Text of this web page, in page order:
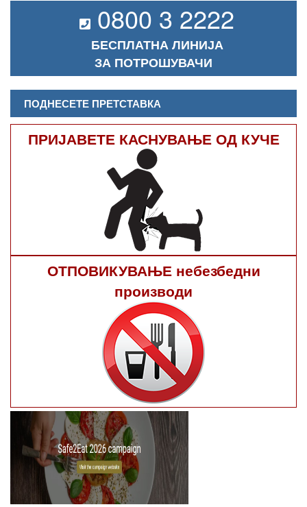
0800 3 2222
БЕСПЛАТНА ЛИНИЈА
ЗА ПОТРОШУВАЧИ
ПОДНЕСЕТЕ ПРЕТСТАВКА
ПРИЈАВЕТЕ КАСНУВАЊЕ ОД КУЧЕ
ОТПОВИКУВАЊЕ небезбедни
производи